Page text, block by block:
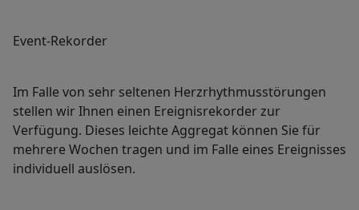
Event-Rekorder
Im Falle von sehr seltenen Herzrhythmusstörungen
stellen wir Ihnen einen Ereignisrekorder zur
Verfügung. Dieses leichte Aggregat können Sie für
mehrere Wochen tragen und im Falle eines Ereignisses
individuell auslösen.